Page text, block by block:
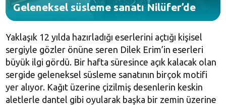
Geleneksel süsleme sanatı Nilüfer’de
Yaklaşık 12 yılda hazırladığı eserlerini açtığı kişisel
sergiyle gözler önüne seren Dilek Erim’in eserleri
büyük ilgi gördü. Bir hafta süresince açık kalacak olan
sergide geleneksel süsleme sanatının birçok motifi
yer alıyor. Kağıt üzerine çizilmiş desenlerin keskin
aletlerle dantel gibi oyularak başka bir zemin üzerine